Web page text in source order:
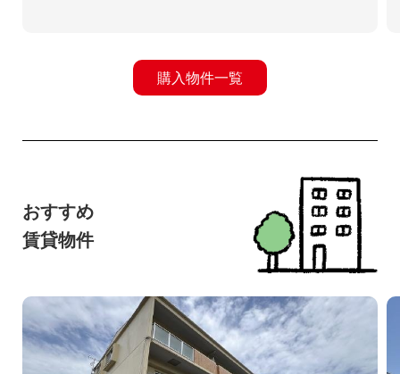
購入物件一覧
おすすめ
賃貸物件